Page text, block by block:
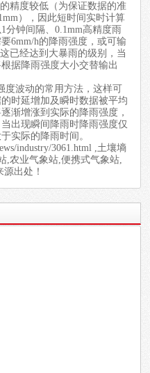
精度较低（为保证数据的准
），因此短时间实时计算
分钟间隔、0.1mm高精度雨
6mm/h的降雨强度，或可输
已经达到大暴雨的级别，当
据降雨强度大小交替输出
波动的常用方法，这样可
时延增加及瞬时数据被平均
渐增涨到实际的降雨强度，
出现瞬间降雨时降雨强度仅
实际的降雨时间。
industry/3061.html ,土壤墒
,农业气象站,便携式气象站,
出处！